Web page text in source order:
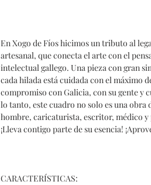
En Xogo de Fíos hicimos un tributo al
artesanal, que conecta el arte con el
intelectual gallego. Una pieza con gran
cada hilada está cuidada con el máximo
compromiso con Galicia, con su gente y
lo tanto, este cuadro no solo es una
hombre, caricaturista, escritor, médico
¡Lleva contigo parte de su esencia!
CARACTERÍSTICAS: